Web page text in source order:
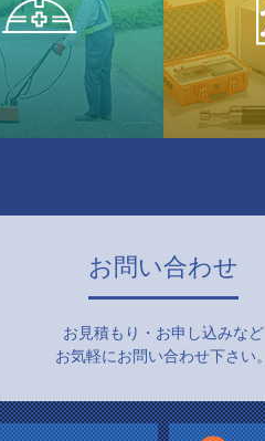
お問い合わせ
お見積もり・お申し込みなど
お気軽にお問い合わせ下さい。